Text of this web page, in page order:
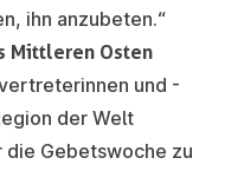
ihn anzubeten.“
Mittleren Osten
und -
der Welt
Gebetswoche zu